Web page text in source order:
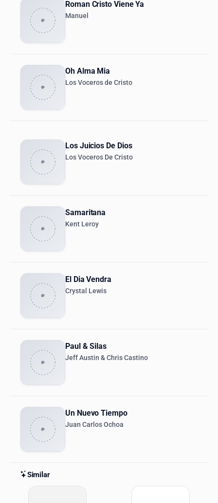
Roman Cristo Viene Ya
Manuel
Oh Alma Mia
Los Voceros de Cristo
Los Juicios De Dios
Los Voceros De Cristo
Samaritana
Kent Leroy
El Dia Vendra
Crystal Lewis
Paul & Silas
Jeff Austin & Chris Castino
Un Nuevo Tiempo
Juan Carlos Ochoa
Similar
Similar Stations